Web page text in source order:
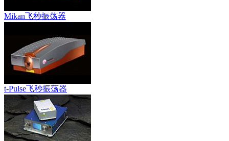
Mikan飞秒振荡器
t-Pulse飞秒振荡器